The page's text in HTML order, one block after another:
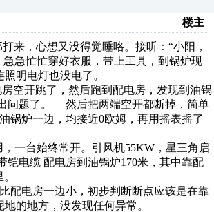
楼主
，心想又没得觉睡咯。接听：“小阳，
急忙忙穿好衣服，带上工具，到锅炉现
连照明电灯也没电了。
开跳了，然后跑到配电房，发现到油锅
问题了。 然后把两端空开都断掉，简单
锅炉一边，均接近0欧姆，再用摇表摇了
一台始终常开。引风机55KW，星三角启
电缆 配电房到油锅炉170米，其中靠配
配电房一边小，初步判断断点应该是在靠
的地方，没发现任何异常。